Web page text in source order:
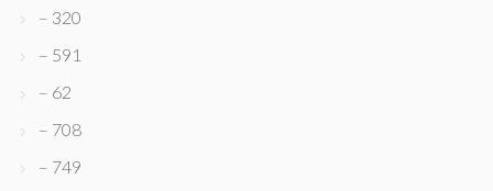
– 320
– 591
– 62
– 708
– 749